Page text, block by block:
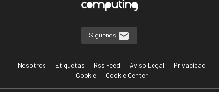
Síguenos
Nosotros Etiquetas Rss Feed Aviso Legal
Privacidad
Cookie
Cookie Center